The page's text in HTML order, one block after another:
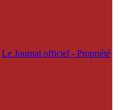
Le Journal officiel - Propriété